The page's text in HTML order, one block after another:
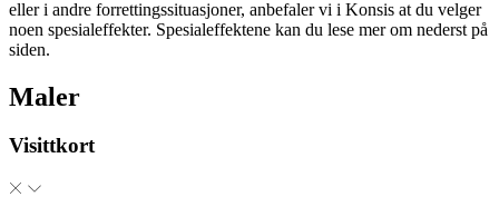
eller i andre forrettingssituasjoner, anbefaler vi i Konsis at du velger
noen spesialeffekter. Spesialeffektene kan du lese mer om nederst på
siden.
Maler
Visittkort